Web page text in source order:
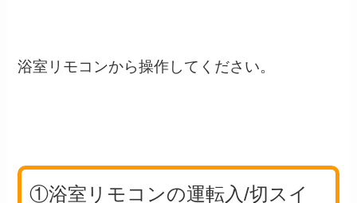
浴室リモコンから操作してください。
①浴室リモコンの運転入/切スイ